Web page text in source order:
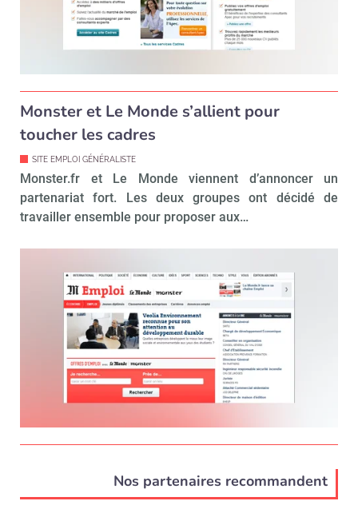
Monster et Le Monde s’allient pour
toucher les cadres
SITE EMPLOI GÉNÉRALISTE
Monster.fr et Le Monde viennent d’annoncer un
partenariat fort. Les deux groupes ont décidé de
travailler ensemble pour proposer aux…
Nos partenaires recommandent